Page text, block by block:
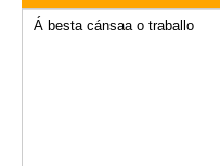
Á besta cánsaa o traballo